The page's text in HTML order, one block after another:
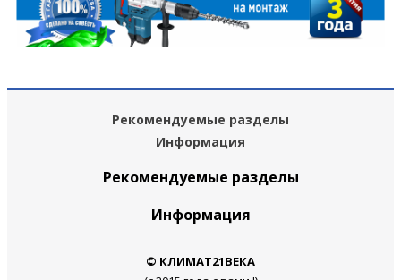
Рекомендуемые разделы
Информация
Рекомендуемые разделы
Информация
© КЛИМАТ21ВЕКА